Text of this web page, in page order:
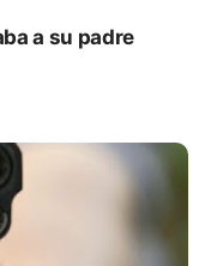
a su padre